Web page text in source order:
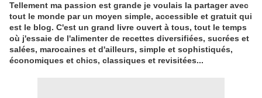
Tellement ma passion est grande je voulais la partager avec
tout le monde par un moyen simple, accessible et gratuit qui
est le blog. C'est un grand livre ouvert à tous, tout le temps
où j'essaie de l'alimenter de recettes diversifiées, sucrées et
salées, marocaines et d'ailleurs, simple et sophistiqués,
économiques et chics, classiques et revisitées...